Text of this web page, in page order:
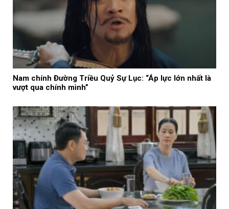
Nam chính Đường Triều Quỷ Sự Lục: “Áp lực lớn nhất là
vượt qua chính mình”